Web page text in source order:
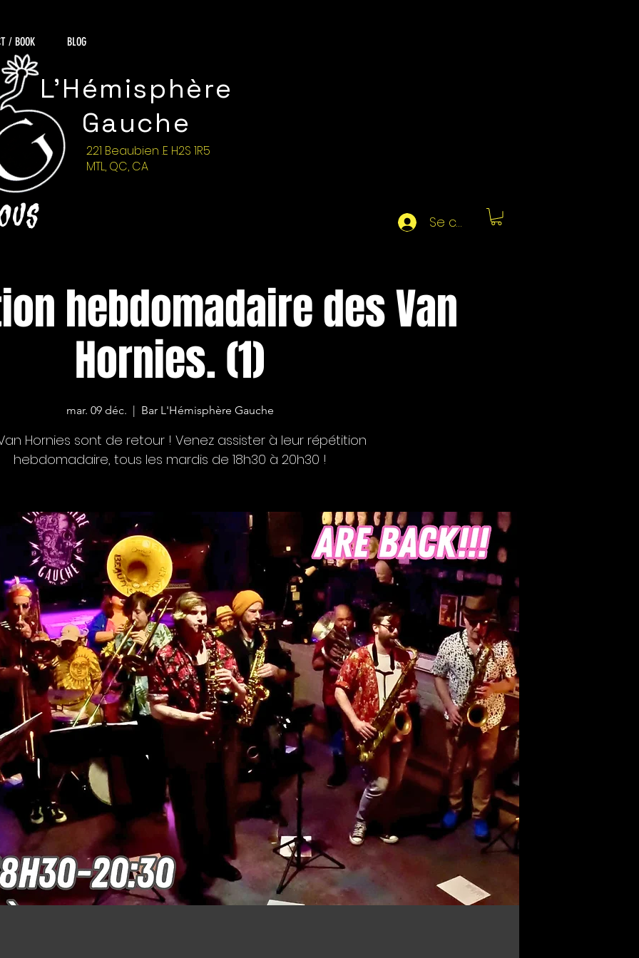
221 Beaubien .E H2S 1R5
MTL, QC, CA
L'Hémisphère
Gauche
/ BOOK BLOG
Se connecter
hebdomadaire des Van
Hornies. (1)
mar. 09 déc.
  |
Bar L'Hémisphère Gauche
Hornies sont de retour ! Venez assister à leur répétition
hebdomadaire, tous les mardis de 18h30 à 20h30 !